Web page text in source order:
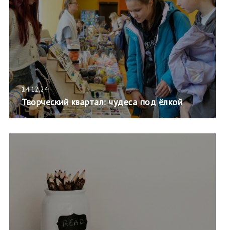
14.12.24
Творческий квартал: чудеса под ёлкой